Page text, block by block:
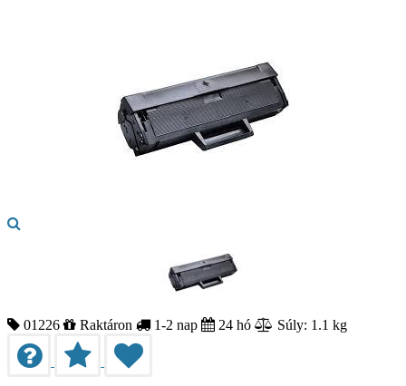
01226 Raktáron 1-2 nap 24 hó Súly: 1.1 kg